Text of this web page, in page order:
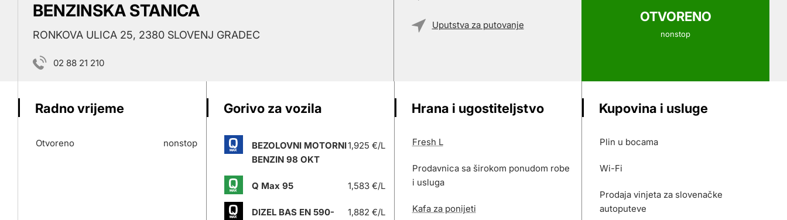
OTVORENO
nonstop
BENZINSKA STANICA
RONKOVA ULICA 25, 2380 SLOVENJ GRADEC
02 88 21 210
Uputstva za putovanje
Radno vrijeme
Otvoreno nonstop
Gorivo za vozila
BEZOLOVNI MOTORNI
BENZIN 98 OKT
1,925 €/L
Q Max 95 1,583 €/L
DIZEL BAS EN 590-
1,882 €/L
Hrana i ugostiteljstvo
Fresh L
Prodavnica sa širokom ponudom robe
i usluga
Kafa za ponijeti
Kupovina i usluge
Plin u bocama
Wi-Fi
Prodaja vinjeta za slovenačke
autoputeve